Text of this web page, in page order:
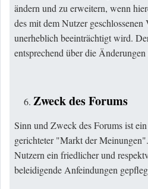
ändern und zu erweitern, wenn
des mit dem Nutzer
unerheblich beeinträchtigt wird.
entsprechend über die
Zweck des Forums
Sinn und Zweck des Forums ist
gerichteter "Markt der
Nutzern ein friedlicher und
beleidigende Anfeindungen